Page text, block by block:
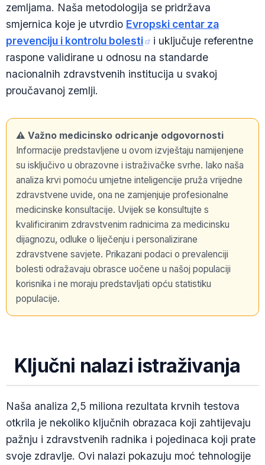
zemljama. Naša metodologija se pridržava
smjernica koje je utvrdio Evropski centar za
prevenciju i kontrolu bolesti
i uključuje referentne
raspone validirane u odnosu na standarde
nacionalnih zdravstvenih institucija u svakoj
proučavanoj zemlji.
⚠️ Važno medicinsko odricanje odgovornosti
Informacije predstavljene u ovom izvještaju namijenjene
su isključivo u obrazovne i istraživačke svrhe. Iako naša
analiza krvi pomoću umjetne inteligencije pruža vrijedne
zdravstvene uvide, ona ne zamjenjuje profesionalne
medicinske konsultacije. Uvijek se konsultujte s
kvalificiranim zdravstvenim radnicima za medicinsku
dijagnozu, odluke o liječenju i personalizirane
zdravstvene savjete. Prikazani podaci o prevalenciji
bolesti odražavaju obrasce uočene u našoj populaciji
korisnika i ne moraju predstavljati opću statistiku
populacije.
Ključni nalazi istraživanja
Naša analiza 2,5 miliona rezultata krvnih testova
otkrila je nekoliko ključnih obrazaca koji zahtijevaju
pažnju i zdravstvenih radnika i pojedinaca koji prate
svoje zdravlje. Ovi nalazi pokazuju moć tehnologije